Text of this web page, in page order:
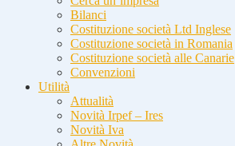
Bilanci
Costituzione società Ltd Inglese
Costituzione società in Romania
Costituzione società alle Canarie
Convenzioni
Utilità
Attualità
Novità Irpef – Ires
Novità Iva